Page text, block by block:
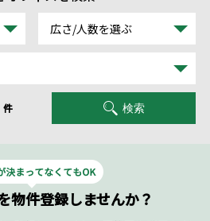
広さ/人数を選ぶ
件 検索
物件登録しませんか？